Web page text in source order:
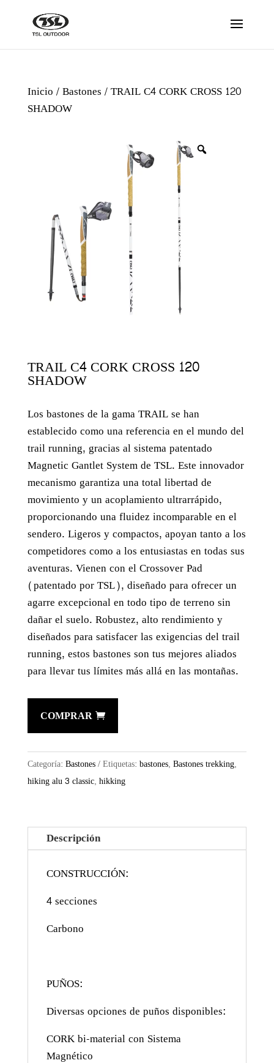
Inicio/Bastones/ TRAIL C4 CORK CROSS 120
SHADOW
TRAIL C4 CORK CROSS 120
SHADOW
Los bastones de la gama TRAIL se han
establecido como una referencia en el mundo del
trail running, gracias al sistema patentado
Magnetic Gantlet System de TSL. Este innovador
mecanismo garantiza una total libertad de
movimiento y un acoplamiento ultrarrápido,
proporcionando una fluidez incomparable en el
sendero. Ligeros y compactos, apoyan tanto a los
competidores como a los entusiastas en todas sus
aventuras. Vienen con el Crossover Pad
(patentado por TSL), diseñado para ofrecer un
agarre excepcional en todo tipo de terreno sin
dañar el suelo. Robustez, alto rendimiento y
diseñados para satisfacer las exigencias del trail
running, estos bastones son tus mejores aliados
para llevar tus límites más allá en las montañas.
COMPRAR
Categoría: Bastones Etiquetas: bastones, Bastones trekking,
hiking alu 3 classic, hikking
Descripción
CONSTRUCCIÓN:
4 secciones
Carbono
PUÑOS:
Diversas opciones de puños disponibles:
CORK bi-material con Sistema
Magnético